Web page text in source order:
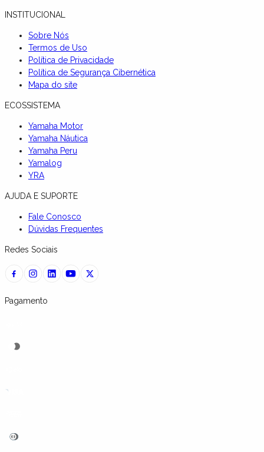
INSTITUCIONAL
Sobre Nós
Termos de Uso
Política de Privacidade
Política de Segurança Cibernética
Mapa do site
ECOSSISTEMA
Yamaha Motor
Yamaha Náutica
Yamaha Peru
Yamalog
YRA
AJUDA E SUPORTE
Fale Conosco
Dúvidas Frequentes
Redes Sociais
Pagamento